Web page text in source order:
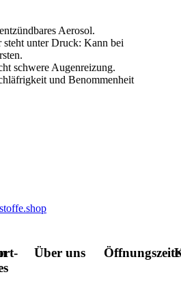
Aerosol.
steht unter Druck: Kann bei
schwere Augenreizung.
und Benommenheit
Über uns